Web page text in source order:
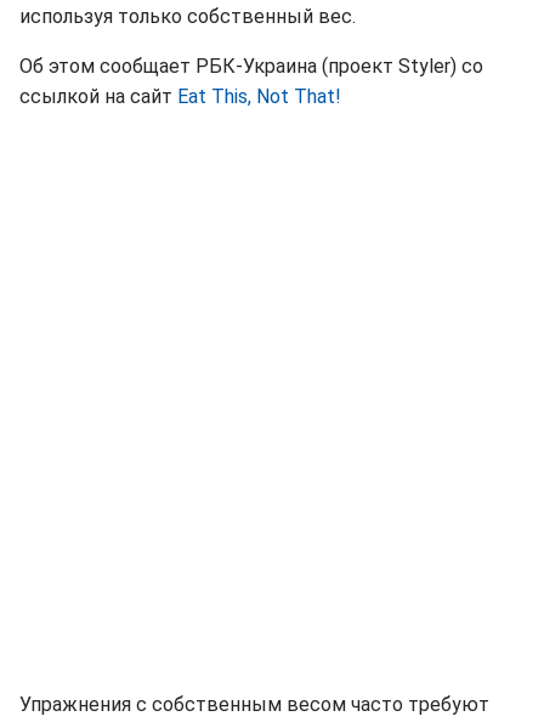
используя только собственный вес.
Об этом сообщает РБК-Украина (проект Styler) со
ссылкой на сайт Eat This, Not That!
Упражнения с собственным весом часто требуют